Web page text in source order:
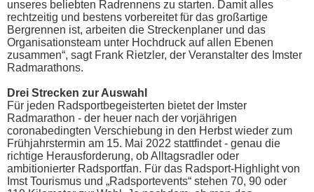
unseres beliebten Radrennens zu starten. Damit alles
rechtzeitig und bestens vorbereitet für das großartige
Bergrennen ist, arbeiten die Streckenplaner und das
Organisationsteam unter Hochdruck auf allen Ebenen
zusammen“, sagt Frank Rietzler, der Veranstalter des Imster
Radmarathons.
Drei Strecken zur Auswahl
Für jeden Radsportbegeisterten bietet der Imster
Radmarathon - der heuer nach der vorjährigen
coronabedingten Verschiebung in den Herbst wieder zum
Frühjahrstermin am 15. Mai 2022 stattfindet - genau die
richtige Herausforderung, ob Alltagsradler oder
ambitionierter Radsportfan. Für das Radsport-Highlight von
Imst Tourismus und „Radsportevents“ stehen 70, 90 oder